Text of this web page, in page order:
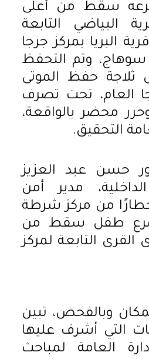
سقط من أعلى
البياضي التابعة
البريا بمركز جرجا
وتم التحفظ
ثلاجة حفظ الموتى
العام، تحت تصرف
وحرر محضر بالواقعة،
التحقيق.
حسن عبد العزيز
مدير أمن
من مركز شرطة
طفل سقط من
القرى التابعة لمركز
وبالفحص، تبين
التي أشرف عليها
العامة لمباحث